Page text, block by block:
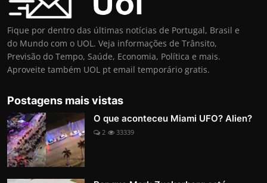
Fique por dentro das últimas notícias de Portugal, Brasil e
do Mundo com o UOL. Veja informações de Trânsito,
Previsão do Tempo, Saúde, Economia, Política e mais.
Aproveite também UOL pt email temporário gratis.
Postagens mais vistas
O que aconteceu Miami UFO? Alien?
2 33339